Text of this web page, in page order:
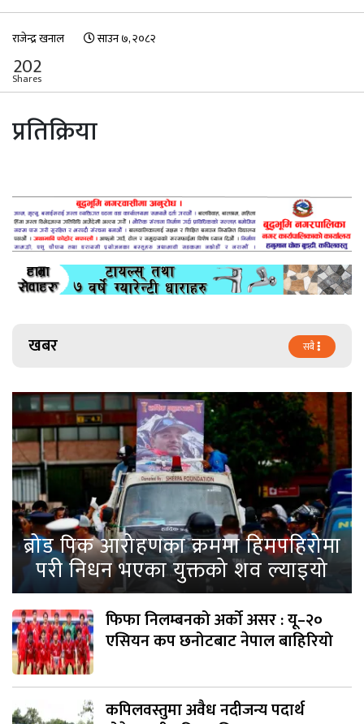
राजेन्द्र खनाल साउन ७, २०८२
202
Shares
प्रतिक्रिया
खबर सबै
ब्रोड पिक आरोहणका क्रममा हिमपहिरोमा
परी निधन भएका युक्तको शव ल्याइयो
फिफा निलम्बनको अर्को असर : यू–२०
एसियन कप छनोटबाट नेपाल बाहिरियो
कपिलवस्तुमा अवैध नदीजन्य पदार्थ